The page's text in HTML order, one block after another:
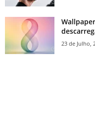
23 de Julho,